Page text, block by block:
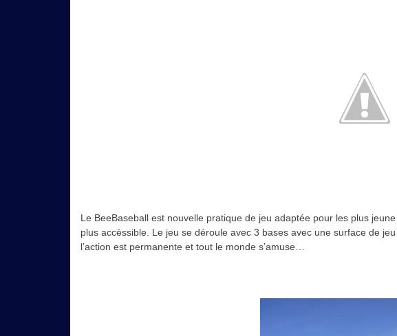
Le BeeBaseball est nouvelle pratique de jeu adaptée pour les plus
plus accèssible. Le jeu se déroule avec 3 bases avec une surface de
l’action est permanente et tout le monde s’amuse…